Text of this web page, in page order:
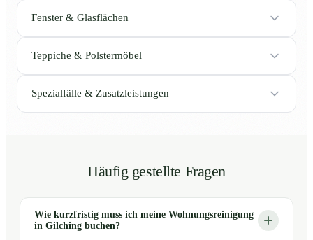
Fenster & Glasflächen
Teppiche & Polstermöbel
Spezialfälle & Zusatzleistungen
Häufig gestellte Fragen
Wie kurzfristig muss ich meine Wohnungsreinigung
in Gilching buchen?